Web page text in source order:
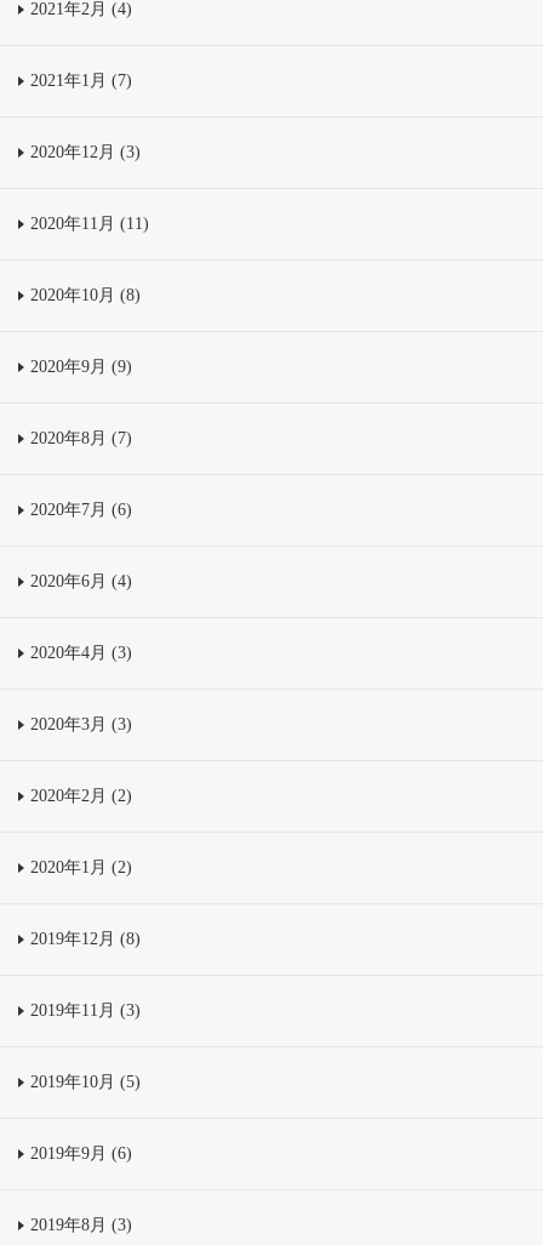
2021年2月 (4)
2021年1月 (7)
2020年12月 (3)
2020年11月 (11)
2020年10月 (8)
2020年9月 (9)
2020年8月 (7)
2020年7月 (6)
2020年6月 (4)
2020年4月 (3)
2020年3月 (3)
2020年2月 (2)
2020年1月 (2)
2019年12月 (8)
2019年11月 (3)
2019年10月 (5)
2019年9月 (6)
2019年8月 (3)